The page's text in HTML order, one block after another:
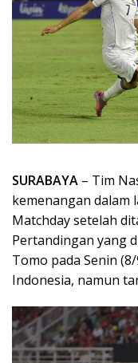
SURABAYA – Tim
kemenangan dalam
Matchday setelah
Pertandingan yang
Tomo pada Senin
Indonesia, namun